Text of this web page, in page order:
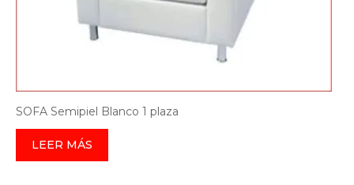
SOFA Semipiel Blanco 1 plaza
LEER MÁS